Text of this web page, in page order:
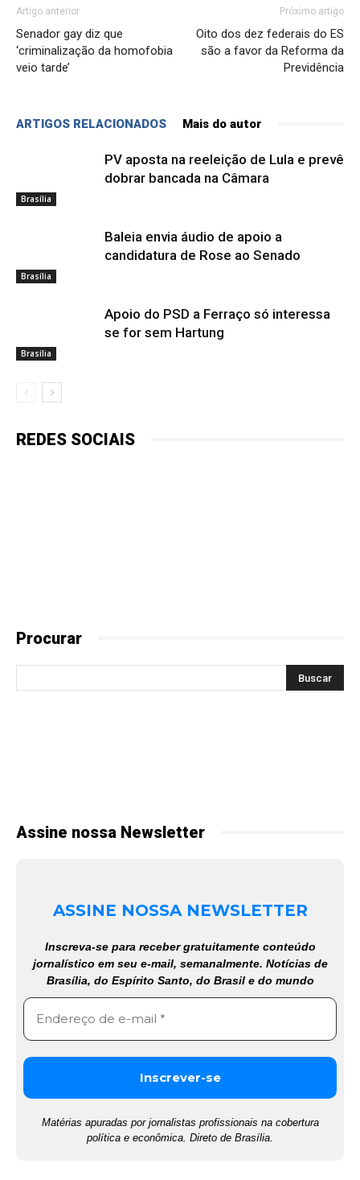
Artigo anterior
Senador gay diz que
‘criminalização da homofobia
veio tarde’
Próximo artigo
Oito dos dez federais do ES
são a favor da Reforma da
Previdência
ARTIGOS RELACIONADOS Mais do autor
Brasília
PV aposta na reeleição de Lula e prevê
dobrar bancada na Câmara
Brasília
Baleia envia áudio de apoio a
candidatura de Rose ao Senado
Brasília
Apoio do PSD a Ferraço só interessa
se for sem Hartung
REDES SOCIAIS
Procurar
Assine nossa Newsletter
ASSINE NOSSA NEWSLETTER
Inscreva-se para receber gratuitamente conteúdo
jornalístico em seu e-mail, semanalmente. Notícias de
Brasília, do Espírito Santo, do Brasil e do mundo
Matérias apuradas por jornalistas profissionais na cobertura
política e econômica. Direto de Brasília.